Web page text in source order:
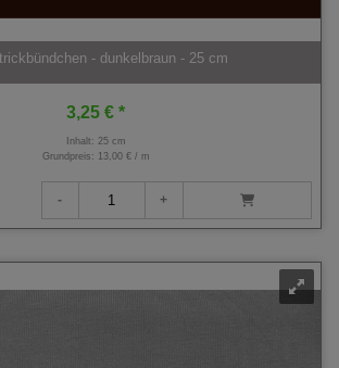
- dunkelbraun - 25 cm
3,25 € *
Inhalt: 25 cm
Grundpreis: 13,00 € / m